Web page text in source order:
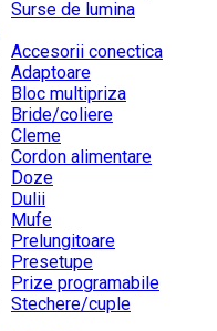
Surse de lumina
Accesorii conectica
Adaptoare
Bloc multipriza
Bride/coliere
Cleme
Cordon alimentare
Doze
Dulii
Mufe
Prelungitoare
Presetupe
Prize programabile
Stechere/cuple